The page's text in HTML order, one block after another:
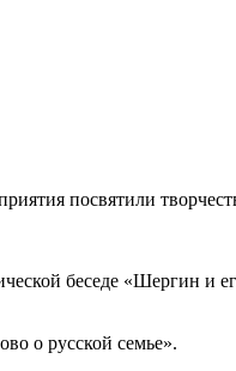
посвятили
беседе «Шергин и
о русской семье».